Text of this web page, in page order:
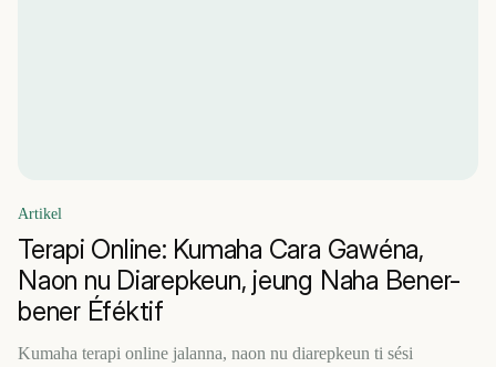
Artikel
Terapi Online: Kumaha Cara Gawéna,
Naon nu Diarepkeun, jeung Naha Bener-
bener Éféktif
Kumaha terapi online jalanna, naon nu diarepkeun ti sési